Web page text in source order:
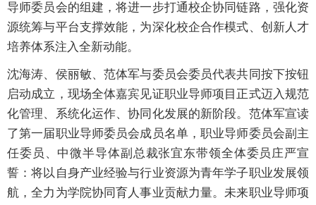
导师委员会的组建，将进一步打通校企协同链路，强化资
源统筹与平台支撑效能，为深化校企合作模式、创新人才
培养体系注入全新动能。
沈海涛、侯丽敏、范体军与委员会委员代表共同按下按钮
启动成立，现场全体嘉宾见证职业导师项目正式迈入规范
化管理、系统化运作、协同化发展的新阶段。范体军宣读
了第一届职业导师委员会成员名单，职业导师委员会副主
任委员、中微半导体副总裁张宜东带领全体委员庄严宣
誓：将以自身产业经验与行业资源为青年学子职业发展领
航，全力为学院协同育人事业贡献力量。未来职业导师项